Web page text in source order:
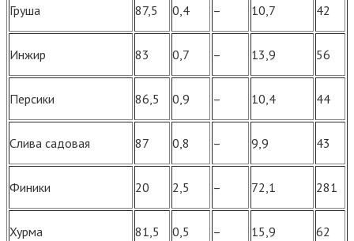
Груша 87,5 0,4 – 10,7 42
Инжир 83 0,7 – 13,9 56
Персики 86,5 0,9 – 10,4 44
Слива садовая 87 0,8 – 9,9 43
Финики 20 2,5 – 72,1 281
Хурма 81,5 0,5 – 15,9 62